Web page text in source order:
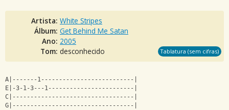
Artista: White Stripes
Álbum: Get Behind Me Satan
Ano: 2005
Tom: desconhecido Tablatura (sem cifras)
A|-------1--------------------------|
E|-3-1-3---1------------------------|
C|----------------------------------|
G|----------------------------------|